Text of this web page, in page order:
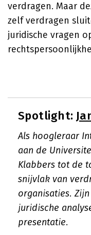
verdragen. Maar
zelf verdragen
juridische vragen
Spotlight:
Als hoogleraar
aan de
Klabbers tot de
snijvlak van
organisaties.
juridische
presentatie.